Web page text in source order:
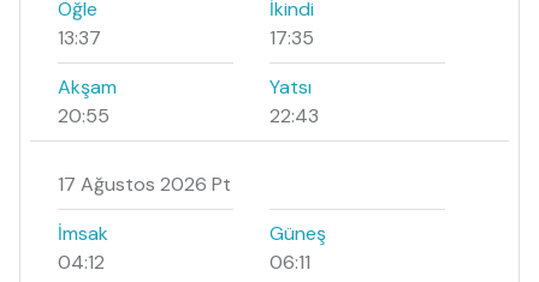
Öğle
13:37
İkindi
17:35
Akşam
20:55
Yatsı
22:43
17 Ağustos 2026 Pt
İmsak
04:12
Güneş
06:11